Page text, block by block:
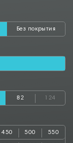
Без покрытия
82 124
450 500 550